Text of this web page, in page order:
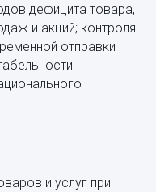
дефицита товара,
и акций; контроля
отправки
и услуг при